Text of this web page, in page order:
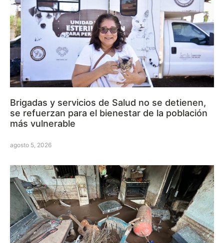
Brigadas y servicios de Salud no se detienen,
se refuerzan para el bienestar de la población
más vulnerable
agosto 5, 2026